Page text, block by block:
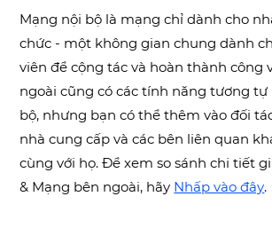
Mạng nội bộ là mạng chỉ dành cho
chức - một không gian chung dành
viên để cộng tác và hoàn thành công
ngoài cũng có các tính năng tương
bộ, nhưng bạn có thể thêm vào đối
nhà cung cấp và các bên liên quan
cùng với họ. Để xem so sánh chi tiết
& Mạng bên ngoài, hãy Nhấp vào đây.